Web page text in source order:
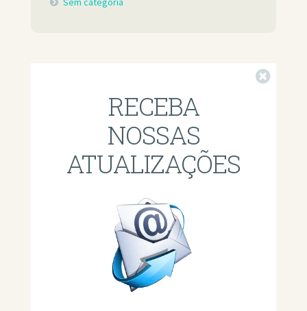
RECEBA
NOSSAS
ATUALIZAÇÕES